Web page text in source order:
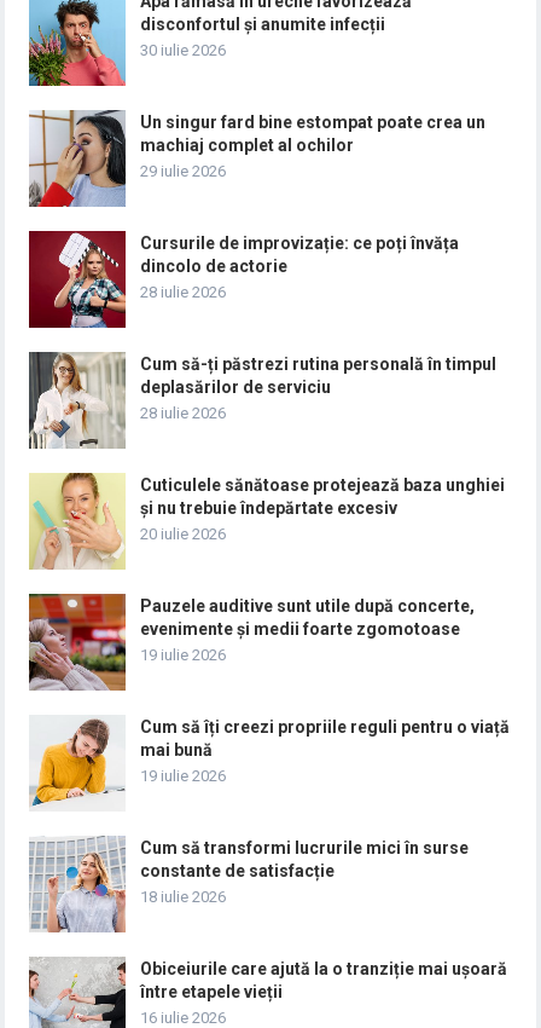
disconfortul și anumite infecții
30 iulie 2026
Un singur fard bine estompat poate crea un
machiaj complet al ochilor
29 iulie 2026
Cursurile de improvizație: ce poți învăța
dincolo de actorie
28 iulie 2026
Cum să-ți păstrezi rutina personală în timpul
deplasărilor de serviciu
28 iulie 2026
Cuticulele sănătoase protejează baza unghiei
și nu trebuie îndepărtate excesiv
20 iulie 2026
Pauzele auditive sunt utile după concerte,
evenimente și medii foarte zgomotoase
19 iulie 2026
Cum să îți creezi propriile reguli pentru o viață
mai bună
19 iulie 2026
Cum să transformi lucrurile mici în surse
constante de satisfacție
18 iulie 2026
Obiceiurile care ajută la o tranziție mai ușoară
între etapele vieții
16 iulie 2026